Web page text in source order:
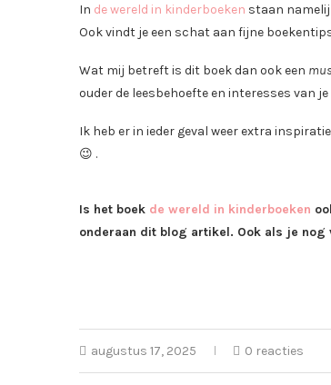
In de wereld in kinderboeken staan
Ook vindt je een schat aan fijne
Wat mij betreft is dit boek dan ook een
ouder de leesbehoefte en interesses van
Ik heb er in ieder geval weer extra
😉 .
Is het boek de wereld in kinderboeken
onderaan dit blog artikel. Ook als je
augustus 17, 2025 0 reacties